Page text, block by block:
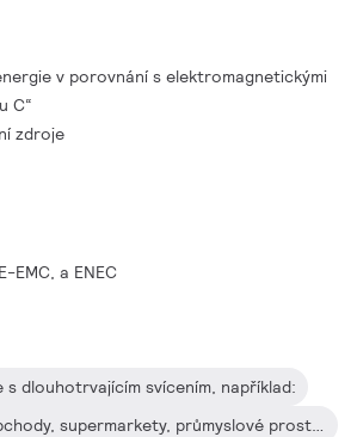
v porovnání s elektromagnetickými
C“
zdroje
EMC, a ENEC
s dlouhotrvajícím svícením, například:
Obchodní domy, obchody, supermarkety, průmyslové prostory